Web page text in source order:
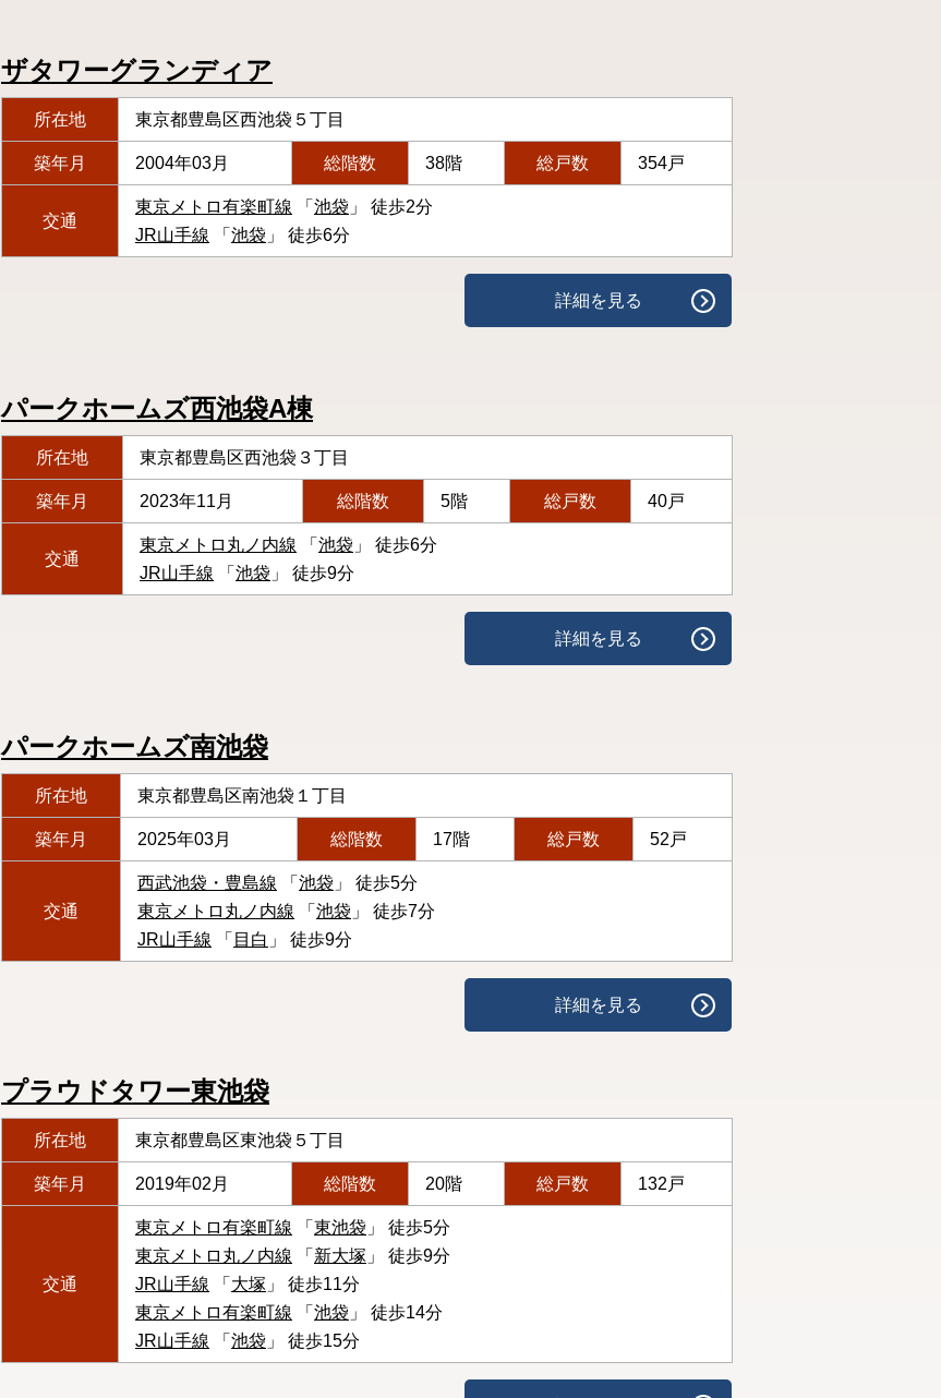
ザタワーグランディア
所在地 東京都豊島区西池袋５丁目
築年月 2004年03月 総階数 38階 総戸数 354戸
交通
東京メトロ有楽町線 「 池袋 」 徒歩2分
JR山手線 「 池袋 」 徒歩6分
詳細を見る
パークホームズ西池袋A棟
所在地 東京都豊島区西池袋３丁目
築年月 2023年11月 総階数 5階 総戸数 40戸
交通
東京メトロ丸ノ内線 「 池袋 」 徒歩6分
JR山手線 「 池袋 」 徒歩9分
詳細を見る
パークホームズ南池袋
所在地 東京都豊島区南池袋１丁目
築年月 2025年03月 総階数 17階 総戸数 52戸
交通
西武池袋・豊島線 「 池袋 」 徒歩5分
東京メトロ丸ノ内線 「 池袋 」 徒歩7分
JR山手線 「 目白 」 徒歩9分
詳細を見る
プラウドタワー東池袋
所在地 東京都豊島区東池袋５丁目
築年月 2019年02月 総階数 20階 総戸数 132戸
交通
東京メトロ有楽町線 「 東池袋 」 徒歩5分
東京メトロ丸ノ内線 「 新大塚 」 徒歩9分
JR山手線 「 大塚 」 徒歩11分
東京メトロ有楽町線 「 池袋 」 徒歩14分
JR山手線 「 池袋 」 徒歩15分